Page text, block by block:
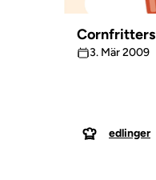
Cornfritters
3. Mär 2009
edlinger